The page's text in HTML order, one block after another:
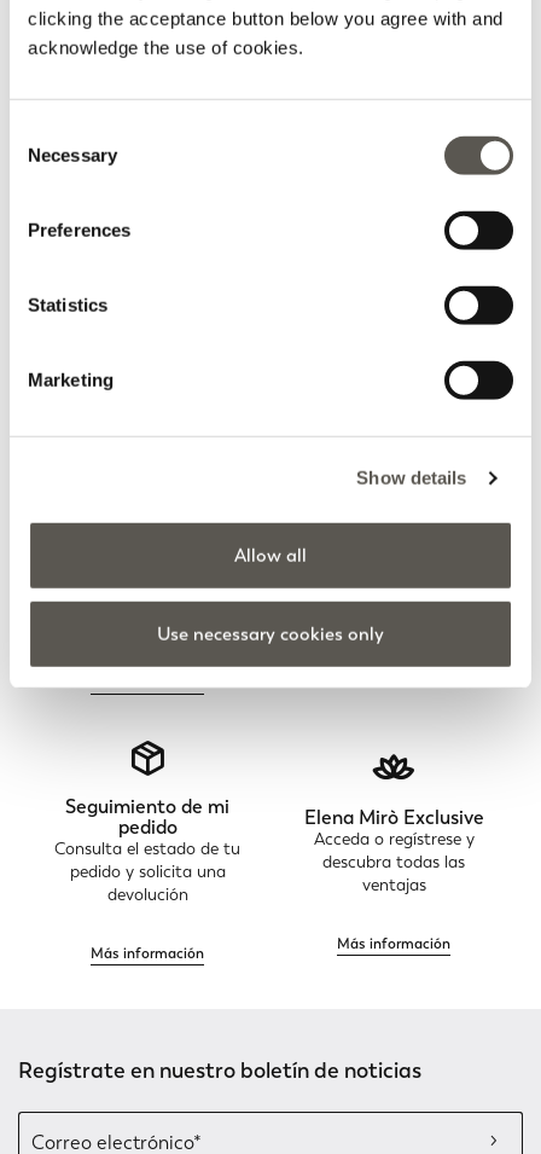
clicking the acceptance button below you agree with and
acknowledge the use of cookies.
Selection
Necessary
Preferences
Statistics
Marketing
Show details
Allow all
Use necessary cookies only
Gancho para cierre y cadena para ajuste.
H161E004248N
Cuidado de la prenda y composición
envío y devoluciones
Collar largo con charms de libélula y monograma
actividades y próximas
iniciativas
Más información
Haz tu pedido online y
Más información
Seguimiento de mi
pedido
Consulta el estado de tu
pedido y solicita una
devolución
Más información
Elena Mirò Exclusive
Acceda o regístrese y
descubra todas las
ventajas
Más información
Regístrate en nuestro boletín de noticias